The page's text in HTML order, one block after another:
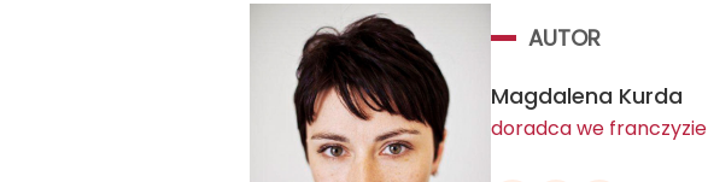
AUTOR
Magdalena Kurda
doradca we franczyzie